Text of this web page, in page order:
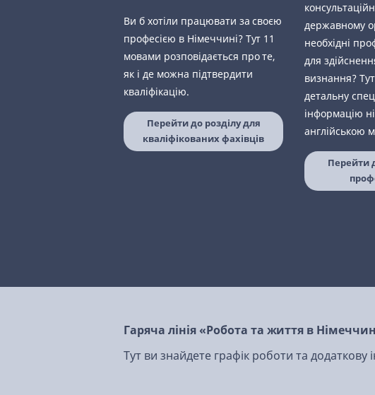
Ви б хотіли працювати за своєю
професією в Німеччині? Тут 11
мовами розповідається про те,
як і де можна підтвердити
кваліфікацію.
Перейти до розділу для
кваліфікованих фахівців
державному
необхідні
для
визнання?
детальну
інформацію
англійською
Перейти
Гаряча лінія «Робота та життя в
Тут ви знайдете графік роботи та додаткову